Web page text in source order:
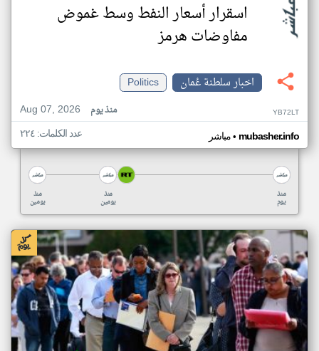
اسقرار أسعار النفط وسط غموض
مفاوضات هرمز
اخبار سلطنة عُمان
Politics
Aug 07, 2026
منذ يوم YB72LT
مباشر• mubasher.info عدد الكلمات: ٢٢٤
منذ
يومين
منذ
يومين
منذ
يوم